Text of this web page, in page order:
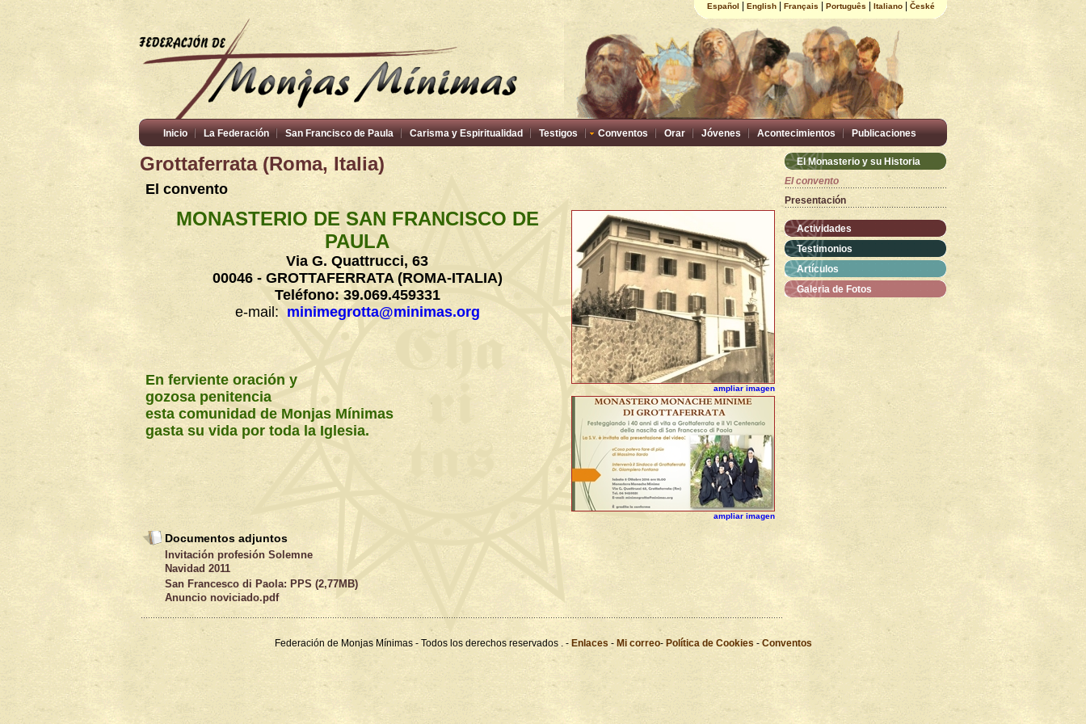
Español English| Français Português Italiano| České
Inicio La Federación San Francisco de Paula Carisma y Espiritualidad Testigos Conventos Orar Jóvenes Acontecimientos Publicaciones
Grottaferrata (Roma, Italia)
El convento
ampliar imagen
ampliar imagen
MONASTERIO DE SAN FRANCISCO DE
PAULA
Via G. Quattrucci, 63
00046 - GROTTAFERRATA (ROMA-ITALIA)
Teléfono: 39.069.459331
e-mail: minimegrotta@minimas.org
En ferviente oración y
gozosa penitencia
esta comunidad de Monjas Mínimas
gasta su vida por toda la Iglesia.
Documentos adjuntos
Invitación profesión Solemne
Navidad 2011
San Francesco di Paola: PPS (2,77MB)
Anuncio noviciado.pdf
El Monasterio y su Historia
El convento
Presentación
Actividades
Testimonios
Artículos
Galeria de Fotos
Federación de Monjas Mínimas - Todos los derechos reservados . - Enlaces - Mi correo- Política de Cookies -Conventos